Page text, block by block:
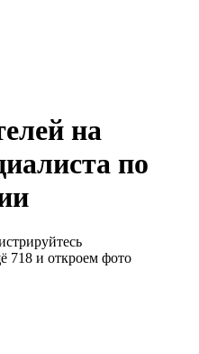
на
по
718 и откроем фото